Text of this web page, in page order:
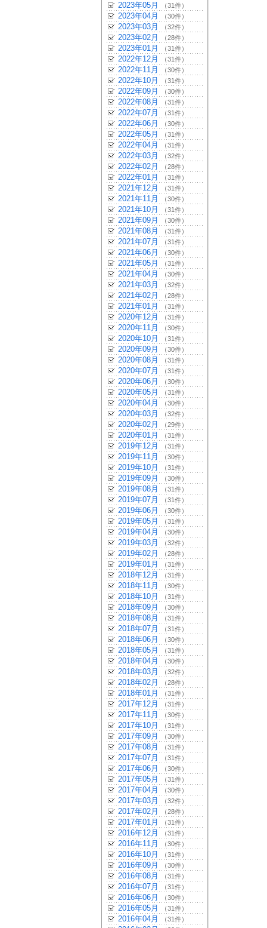
2023年05月 （31件）
2023年04月 （30件）
2023年03月 （32件）
2023年02月 （28件）
2023年01月 （31件）
2022年12月 （31件）
2022年11月 （30件）
2022年10月 （31件）
2022年09月 （30件）
2022年08月 （31件）
2022年07月 （31件）
2022年06月 （30件）
2022年05月 （31件）
2022年04月 （31件）
2022年03月 （32件）
2022年02月 （28件）
2022年01月 （31件）
2021年12月 （31件）
2021年11月 （30件）
2021年10月 （31件）
2021年09月 （30件）
2021年08月 （31件）
2021年07月 （31件）
2021年06月 （30件）
2021年05月 （31件）
2021年04月 （30件）
2021年03月 （32件）
2021年02月 （28件）
2021年01月 （31件）
2020年12月 （31件）
2020年11月 （30件）
2020年10月 （31件）
2020年09月 （30件）
2020年08月 （31件）
2020年07月 （31件）
2020年06月 （30件）
2020年05月 （31件）
2020年04月 （30件）
2020年03月 （32件）
2020年02月 （29件）
2020年01月 （31件）
2019年12月 （31件）
2019年11月 （30件）
2019年10月 （31件）
2019年09月 （30件）
2019年08月 （31件）
2019年07月 （31件）
2019年06月 （30件）
2019年05月 （31件）
2019年04月 （30件）
2019年03月 （32件）
2019年02月 （28件）
2019年01月 （31件）
2018年12月 （31件）
2018年11月 （30件）
2018年10月 （31件）
2018年09月 （30件）
2018年08月 （31件）
2018年07月 （31件）
2018年06月 （30件）
2018年05月 （31件）
2018年04月 （30件）
2018年03月 （32件）
2018年02月 （28件）
2018年01月 （31件）
2017年12月 （31件）
2017年11月 （30件）
2017年10月 （31件）
2017年09月 （30件）
2017年08月 （31件）
2017年07月 （31件）
2017年06月 （30件）
2017年05月 （31件）
2017年04月 （30件）
2017年03月 （32件）
2017年02月 （28件）
2017年01月 （31件）
2016年12月 （31件）
2016年11月 （30件）
2016年10月 （31件）
2016年09月 （30件）
2016年08月 （31件）
2016年07月 （31件）
2016年06月 （30件）
2016年05月 （31件）
2016年04月 （31件）